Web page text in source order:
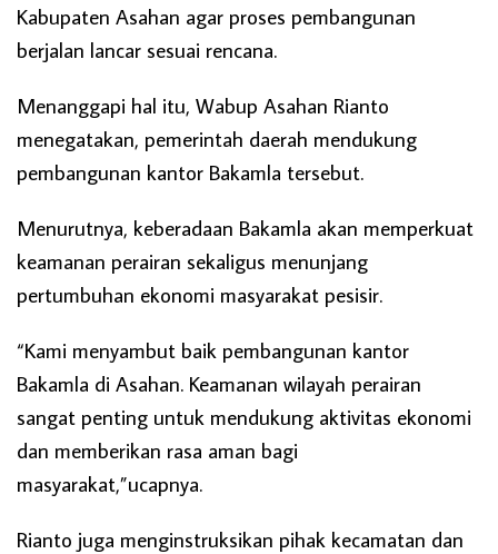
Kabupaten Asahan agar proses pembangunan
berjalan lancar sesuai rencana.
Menanggapi hal itu, Wabup Asahan Rianto
menegatakan, pemerintah daerah mendukung
pembangunan kantor Bakamla tersebut.
Menurutnya, keberadaan Bakamla akan memperkuat
keamanan perairan sekaligus menunjang
pertumbuhan ekonomi masyarakat pesisir.
“Kami menyambut baik pembangunan kantor
Bakamla di Asahan. Keamanan wilayah perairan
sangat penting untuk mendukung aktivitas ekonomi
dan memberikan rasa aman bagi
masyarakat,”ucapnya.
Rianto juga menginstruksikan pihak kecamatan dan